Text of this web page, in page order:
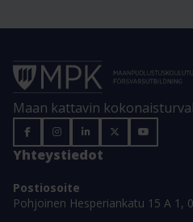
Maan kattavin
Yhteystiedot
Postiosoite
Pohjoinen Hesperiankatu 15 A 1,